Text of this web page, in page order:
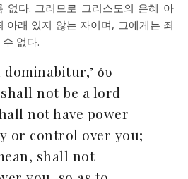
없다. 그러므로 그리스도의 은혜 아
아래 있지 않는 자이며, 그에게는 죄
없다.
dominabitur,’ ὀυ
shall not be a lord
not have power
or control over you;
shall not